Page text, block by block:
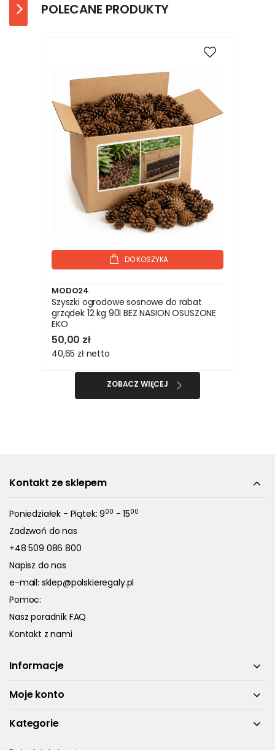
POLECANE PRODUKTY
DO KOSZYKA
MODO24
Szyszki ogrodowe sosnowe do rabat
grządek 12 kg 90l BEZ NASION OSUSZONE
EKO
50,00 zł
40,65 zł netto
ZOBACZ WIĘCEJ
Kontakt ze sklepem
Poniedziałek - Piątek: 900 - 1500
Zadzwoń do nas
+48 509 086 800
Napisz do nas
e-mail: sklep@polskieregaly.pl
Pomoc:
Nasz poradnik FAQ
Kontakt z nami
Informacje
Moje konto
Kategorie